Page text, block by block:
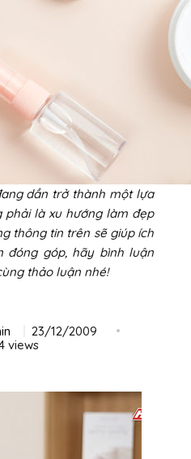
dần trở thành một lựa
phải là xu hướng làm đẹp
thông tin trên sẽ giúp ích
đóng góp, hãy bình luận
thảo luận nhé!
23/12/2009
views